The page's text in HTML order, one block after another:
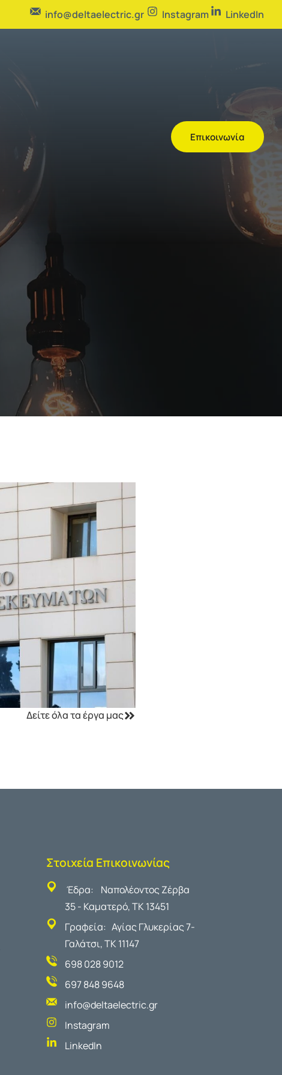
info@deltaelectric.gr Instagram LinkedIn
Επικοινωνία
Δείτε όλα τα έργα μας
Στοιχεία Επικοινωνίας
Έδρα: Ναπολέοντος Ζέρβα
35 - Καματερό, ΤΚ 13451
Γραφεία: Αγίας Γλυκερίας 7-
Γαλάτσι, ΤΚ 11147
698 028 9012
697 848 9648
info@deltaelectric.gr
Instagram
LinkedIn